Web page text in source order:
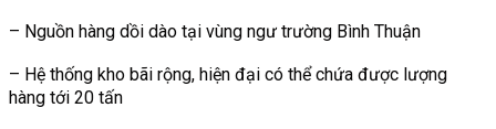
– Nguồn hàng dồi dào tại vùng ngư trường Bình Thuận
– Hệ thống kho bãi rộng, hiện đại có thể chứa được lượng
hàng tới 20 tấn